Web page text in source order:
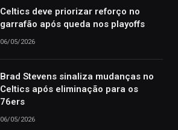
Celtics deve priorizar reforço no
garrafão após queda nos playoffs
06/05/2026
Brad Stevens sinaliza mudanças no
Celtics após eliminação para os
76ers
06/05/2026